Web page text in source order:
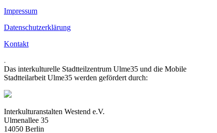
Impressum
Datenschutzerklärung
Kontakt
.
Das interkulturelle Stadtteilzentrum Ulme35 und die Mobile
Stadtteilarbeit Ulme35 werden gefördert durch:
Interkulturanstalten Westend e.V.
Ulmenallee 35
14050 Berlin